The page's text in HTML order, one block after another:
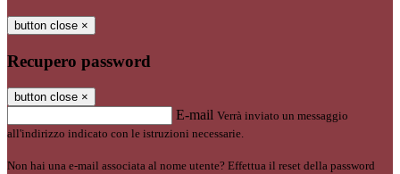
button close ×
Recupero password
button close ×
E-mail Verrà inviato un messaggio
all'indirizzo indicato con le istruzioni necessarie.
Non hai una e-mail associata al nome utente? Effettua il reset della password